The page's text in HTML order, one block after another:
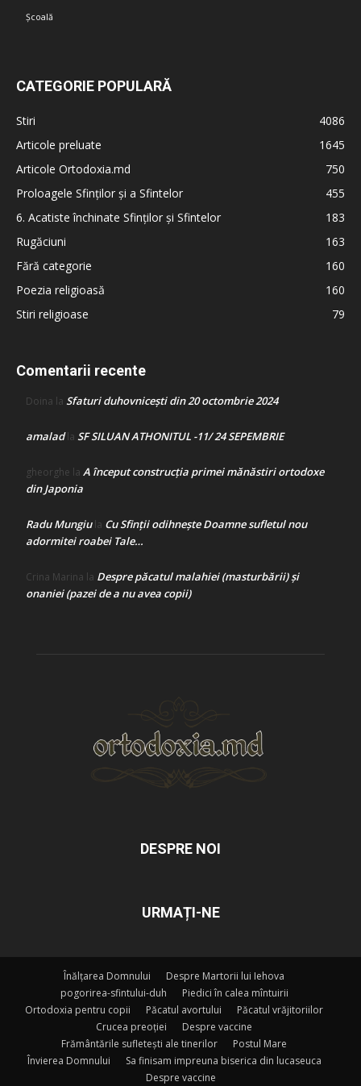
Școală
CATEGORIE POPULARĂ
Stiri
4086
Articole preluate
1645
Articole Ortodoxia.md
750
Proloagele Sfinților și a Sfintelor
455
6. Acatiste închinate Sfinților și Sfintelor
183
Rugăciuni
163
Fără categorie
160
Poezia religioasă
160
Stiri religioase
79
Comentarii recente
Doina la Sfaturi duhovnicești din 20 octombrie 2024
amaladla SF SILUAN ATHONITUL -11/ 24 SEPEMBRIE
gheorghe la A început construcţia primei mănăstiri ortodoxe
din Japonia
Radu Mungiula Cu Sfinții odihnește Doamne sufletul nou
adormitei roabei Tale…
Crina Marina la Despre păcatul malahiei (masturbării) şi
onaniei (pazei de a nu avea copii)
DESPRE NOI
URMAȚI-NE
Înălțarea Domnului
Despre Martorii lui Iehova
pogorirea-sfintului-duh
Piedici în calea mîntuirii
Ortodoxia pentru copii
Păcatul avortului
Păcatul vrăjitoriilor
Crucea preoției
Despre vaccine
Frământările sufletești ale tinerilor
Postul Mare
Învierea Domnului
Sa finisam impreuna biserica din lucaseuca
Despre vaccine